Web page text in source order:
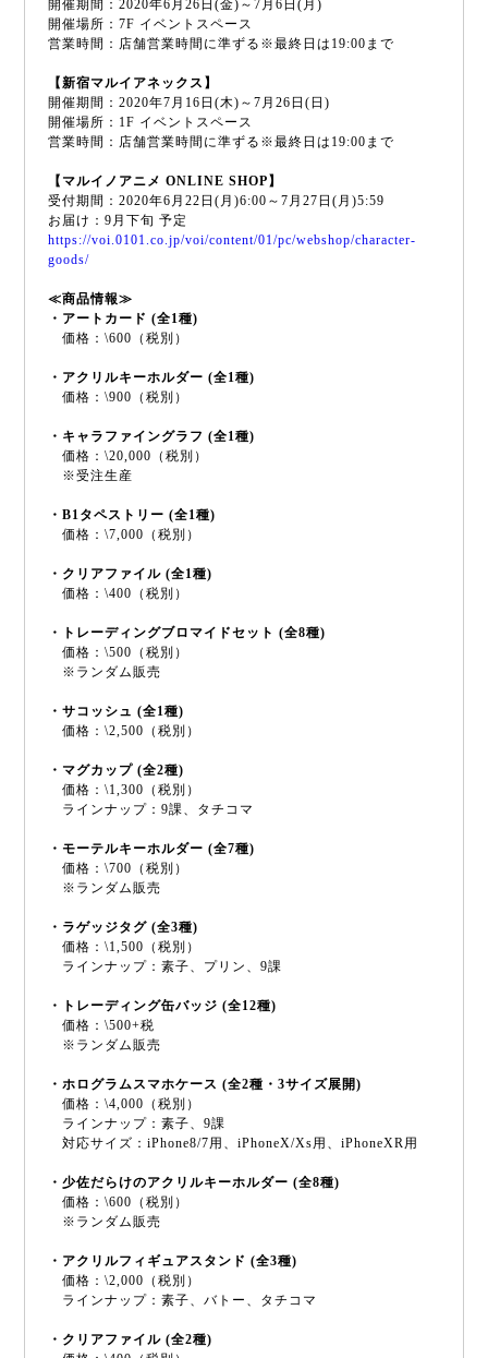
開催期間：2020年6月26日(金)～7月6日(月)
開催場所：7F イベントスペース
営業時間：店舗営業時間に準ずる※最終日は19:00まで
【新宿マルイアネックス】
開催期間：2020年7月16日(木)～7月26日(日)
開催場所：1F イベントスペース
営業時間：店舗営業時間に準ずる※最終日は19:00まで
【マルイノアニメ ONLINE SHOP】
受付期間：2020年6月22日(月)6:00～7月27日(月)5:59
お届け：9月下旬 予定
https://voi.0101.co.jp/voi/content/01/pc/webshop/character-
goods/
≪商品情報≫
・アートカード (全1種)
価格：\600（税別）
・アクリルキーホルダー (全1種)
価格：\900（税別）
・キャラファイングラフ (全1種)
価格：\20,000（税別）
※受注生産
・B1タペストリー (全1種)
価格：\7,000（税別）
・クリアファイル (全1種)
価格：\400（税別）
・トレーディングブロマイドセット (全8種)
価格：\500（税別）
※ランダム販売
・サコッシュ (全1種)
価格：\2,500（税別）
・マグカップ (全2種)
価格：\1,300（税別）
ラインナップ：9課、タチコマ
・モーテルキーホルダー (全7種)
価格：\700（税別）
※ランダム販売
・ラゲッジタグ (全3種)
価格：\1,500（税別）
ラインナップ：素子、プリン、9課
・トレーディング缶バッジ (全12種)
価格：\500+税
※ランダム販売
・ホログラムスマホケース (全2種・3サイズ展開)
価格：\4,000（税別）
ラインナップ：素子、9課
対応サイズ：iPhone8/7用、iPhoneX/Xs用、iPhoneXR用
・少佐だらけのアクリルキーホルダー (全8種)
価格：\600（税別）
※ランダム販売
・アクリルフィギュアスタンド (全3種)
価格：\2,000（税別）
ラインナップ：素子、バトー、タチコマ
・クリアファイル (全2種)